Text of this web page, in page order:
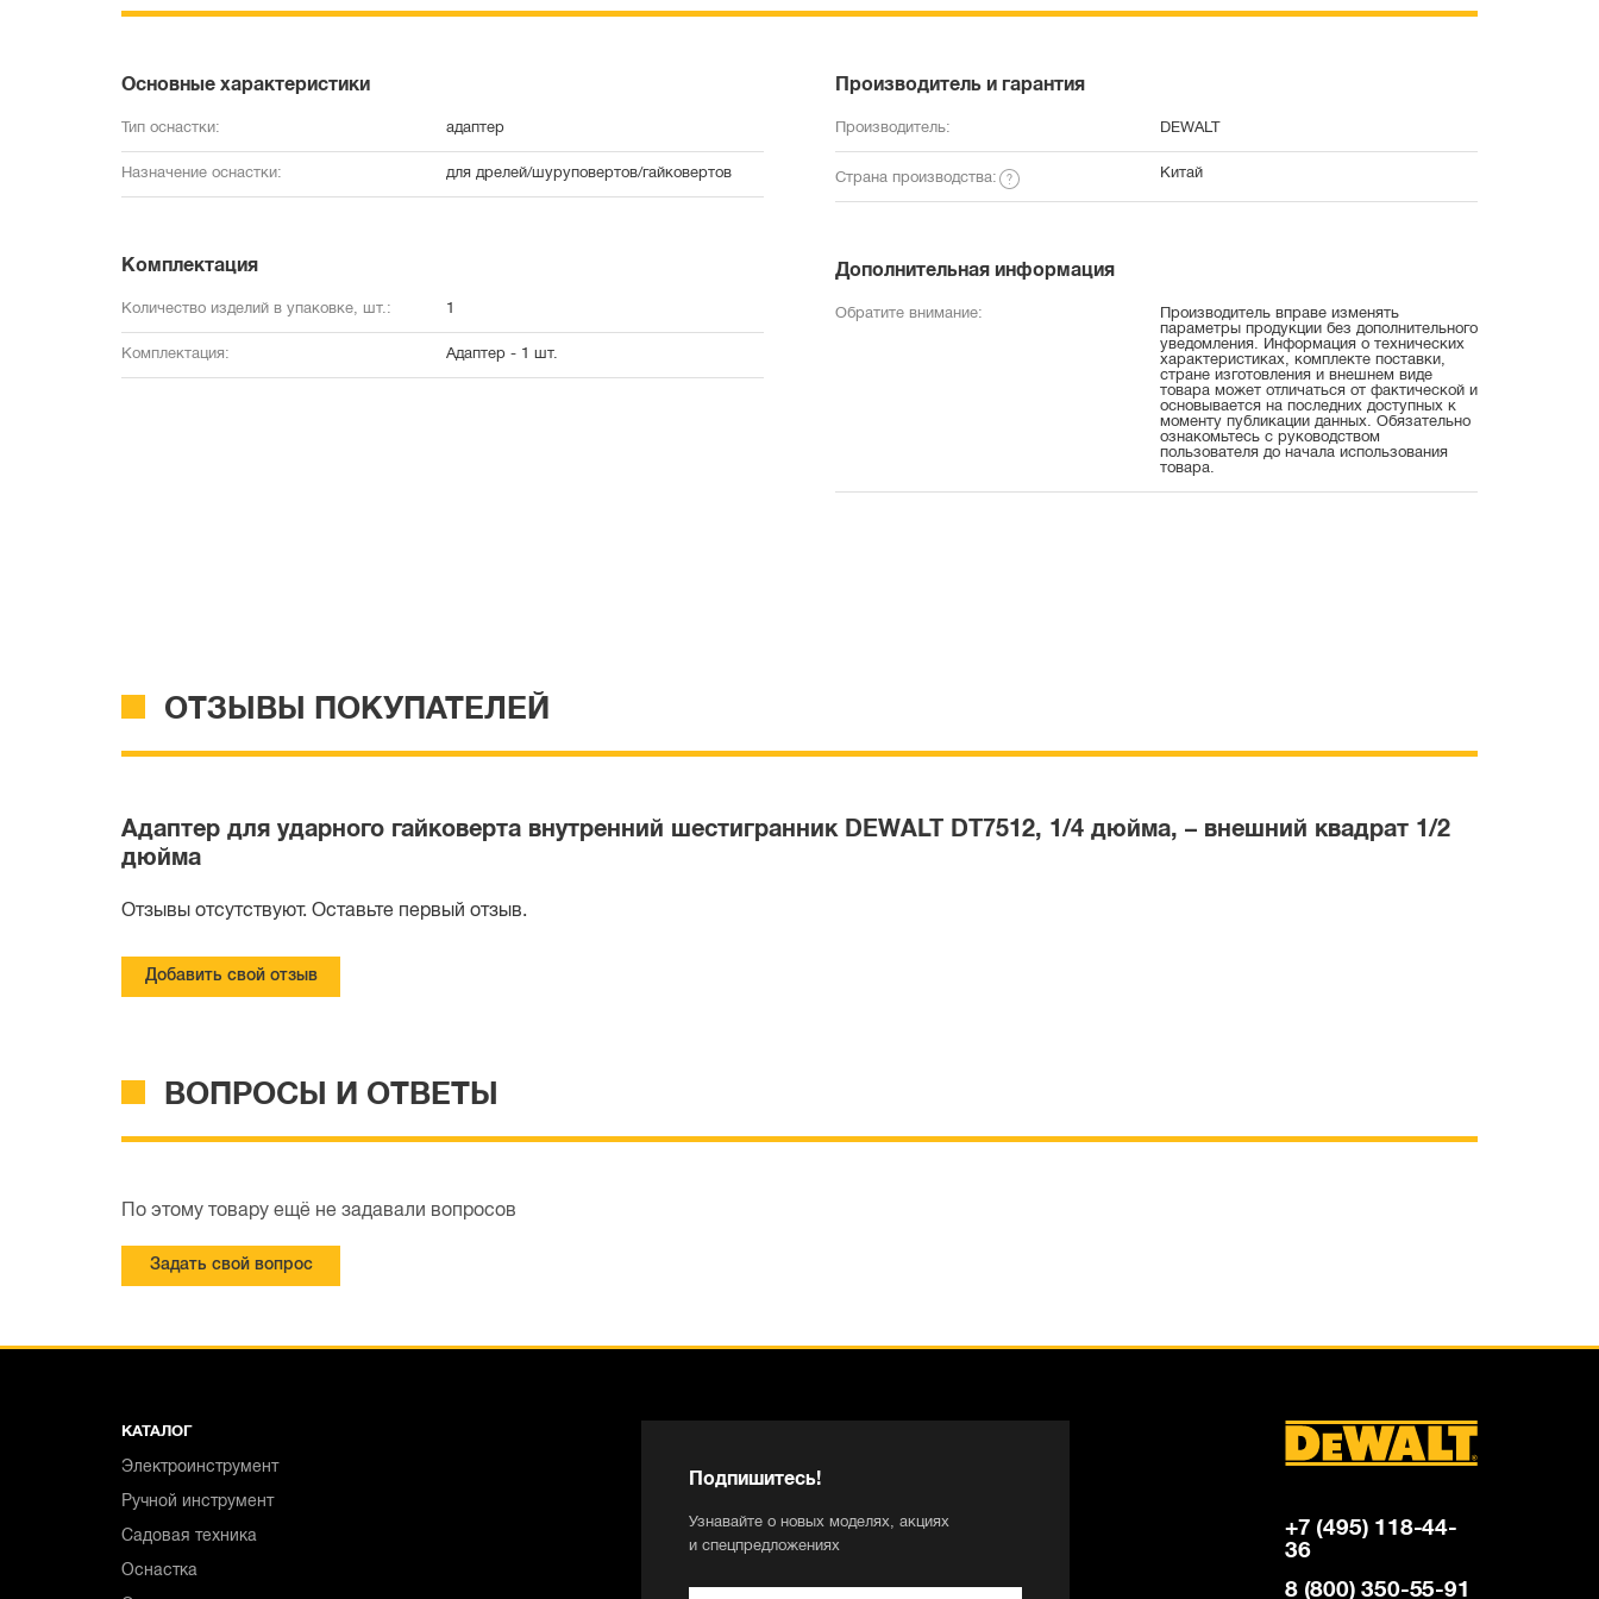
Основные характеристики
Тип оснастки: адаптер
Назначение оснастки: для дрелей/шуруповертов/гайковертов
Комплектация
Количество изделий в упаковке, шт.: 1
Комплектация: Адаптер - 1 шт.
Производитель и гарантия
Производитель: DEWALT
Страна производства: Китай
Дополнительная информация
Обратите внимание:
Производитель вправе изменять
параметры продукции без дополнительного
уведомления. Информация о технических
характеристиках, комплекте поставки,
стране изготовления и внешнем виде
товара может отличаться от фактической и
основывается на последних доступных к
моменту публикации данных. Обязательно
ознакомьтесь с руководством
пользователя до начала использования
товара.
ОТЗЫВЫ ПОКУПАТЕЛЕЙ
Адаптер для ударного гайковерта внутренний шестигранник DEWALT DT7512, 1/4 дюйма, – внешний квадрат 1/2
дюйма
Отзывы отсутствуют. Оставьте первый отзыв.
Добавить свой отзыв
ВОПРОСЫ И ОТВЕТЫ
По этому товару ещё не задавали вопросов
Задать свой вопрос
КАТАЛОГ
Электроинструмент
Ручной инструмент
Садовая техника
Оснастка
Подпишитесь!
Узнавайте о новых моделях, акциях
и спецпредложениях
+7 (495) 118-44-
36
8 (800) 350-55-91